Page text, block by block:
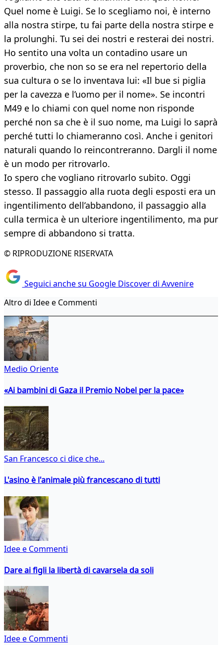
Quel nome è Luigi. Se lo scegliamo noi, è interno
alla nostra stirpe, tu fai parte della nostra stirpe e
la prolunghi. Tu sei dei nostri e resterai dei nostri.
Ho sentito una volta un contadino usare un
proverbio, che non so se era nel repertorio della
sua cultura o se lo inventava lui: «Il bue si piglia
per la cavezza e l’uomo per il nome». Se incontri
M49 e lo chiami con quel nome non risponde
perché non sa che è il suo nome, ma Luigi lo saprà
perché tutti lo chiameranno così. Anche i genitori
naturali quando lo reincontreranno. Dargli il nome
è un modo per ritrovarlo.
Io spero che vogliano ritrovarlo subito. Oggi
stesso. Il passaggio alla ruota degli esposti era un
ingentilimento dell’abbandono, il passaggio alla
culla termica è un ulteriore ingentilimento, ma pur
sempre di abbandono si tratta.
© RIPRODUZIONE RISERVATA
Seguici anche su Google Discover di Avvenire
Altro di Idee e Commenti
Medio Oriente
«Ai bambini di Gaza il Premio Nobel per la pace»
San Francesco ci dice che...
L'asino è l'animale più francescano di tutti
Idee e Commenti
Dare ai figli la libertà di cavarsela da soli
Idee e Commenti